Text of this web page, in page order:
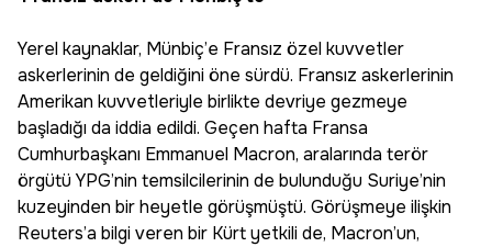
Yerel kaynaklar, Münbiç’e Fransız özel kuvvetler
askerlerinin de geldiğini öne sürdü. Fransız askerlerinin
Amerikan kuvvetleriyle birlikte devriye gezmeye
başladığı da iddia edildi. Geçen hafta Fransa
Cumhurbaşkanı Emmanuel Macron, aralarında terör
örgütü YPG’nin temsilcilerinin de bulunduğu Suriye’nin
kuzeyinden bir heyetle görüşmüştü. Görüşmeye ilişkin
Reuters’a bilgi veren bir Kürt yetkili de, Macron’un,